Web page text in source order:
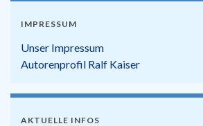
IMPRESSUM
Unser Impressum
Autorenprofil Ralf Kaiser
AKTUELLE INFOS